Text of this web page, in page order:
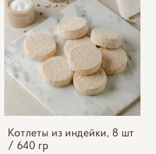
Котлеты из индейки, 8 шт
/ 640 гр